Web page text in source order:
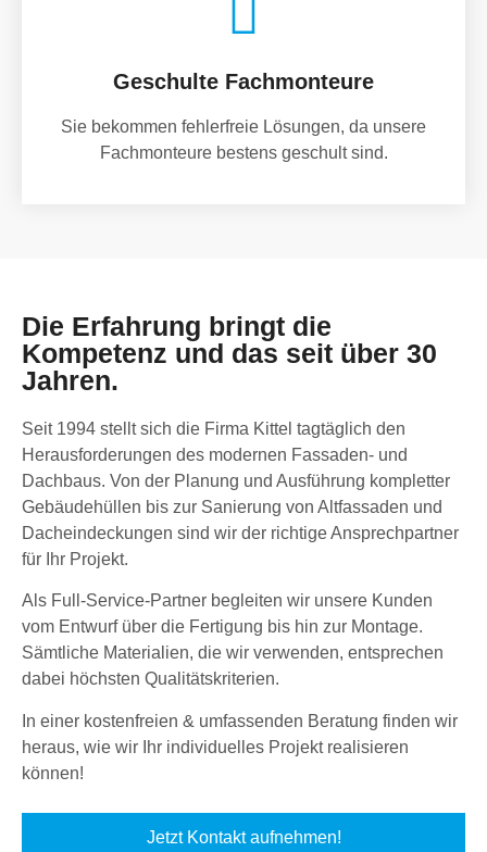
Geschulte Fachmonteure
Sie bekommen fehlerfreie Lösungen, da unsere
Fachmonteure bestens geschult sind.
Die Erfahrung bringt die
Kompetenz und das seit über 30
Jahren.
Seit 1994 stellt sich die Firma Kittel tagtäglich den
Herausforderungen des modernen Fassaden- und
Dachbaus. Von der Planung und Ausführung kompletter
Gebäudehüllen bis zur Sanierung von Altfassaden und
Dacheindeckungen sind wir der richtige Ansprechpartner
für Ihr Projekt.
Als Full-Service-Partner begleiten wir unsere Kunden
vom Entwurf über die Fertigung bis hin zur Montage.
Sämtliche Materialien, die wir verwenden, entsprechen
dabei höchsten Qualitätskriterien.
In einer kostenfreien & umfassenden Beratung finden wir
heraus, wie wir Ihr individuelles Projekt realisieren
können!
Jetzt Kontakt aufnehmen!